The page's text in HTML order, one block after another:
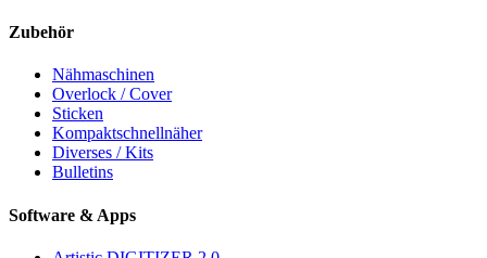
Zubehör
Nähmaschinen
Overlock / Cover
Sticken
Kompaktschnellnäher
Diverses / Kits
Bulletins
Software & Apps